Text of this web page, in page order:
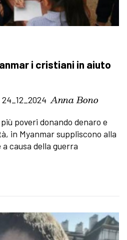
i cristiani in aiuto
24_12_2024 Anna Bono
poveri donando denaro e
in Myanmar suppliscono alla
causa della guerra